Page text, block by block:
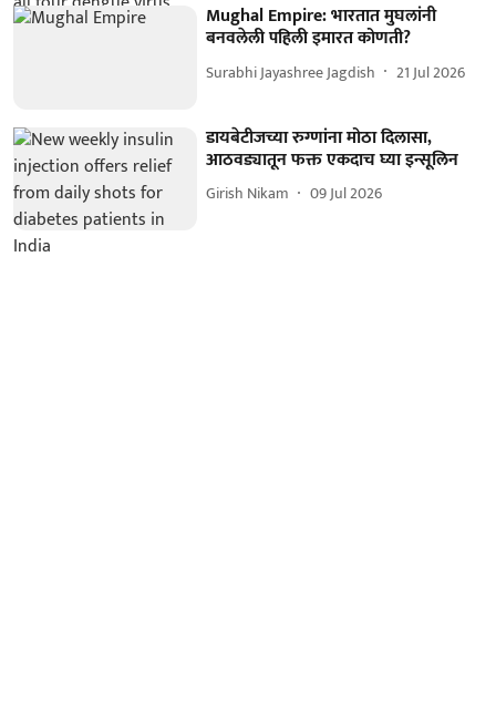
Mughal Empire: भारतात मुघलांनी
बनवलेली पहिली इमारत कोणती?
Surabhi Jayashree Jagdish 21 Jul 2026
डायबेटीजच्या रुग्णांना मोठा दिलासा,
आठवड्यातून फक्त एकदाच घ्या इन्सूलिन
Girish Nikam 09 Jul 2026